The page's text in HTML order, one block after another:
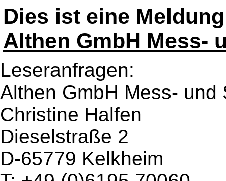
Dies ist eine
Althen GmbH Mess-
Leseranfragen:
Althen GmbH Mess- und
Christine Halfen
Dieselstraße 2
D-65779 Kelkheim